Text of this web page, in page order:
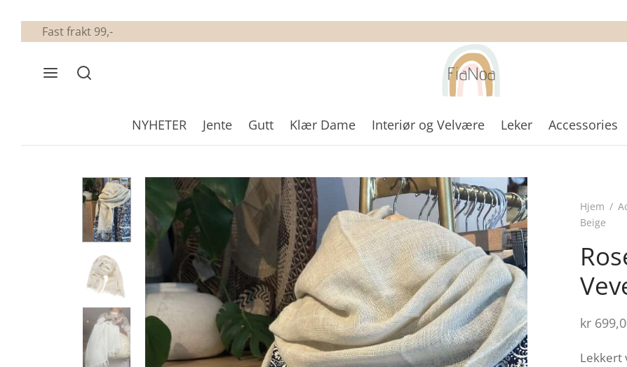
Fast frakt 99,-
NYHETER Jente Gutt Klær Dame Interiør og Velvære Leker Accessories
Hjem /
Beige
kr
Lekkert